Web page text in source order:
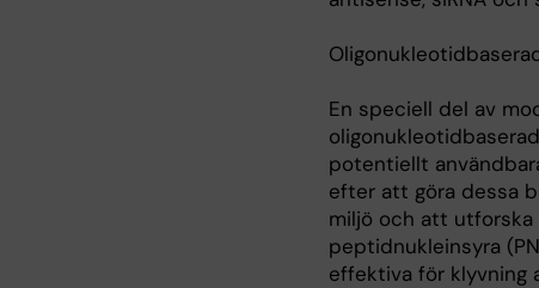
En speciell del av
potentiellt
efter att göra dessa
miljö och att
peptidnukleinsyra
effektiva för klyvning